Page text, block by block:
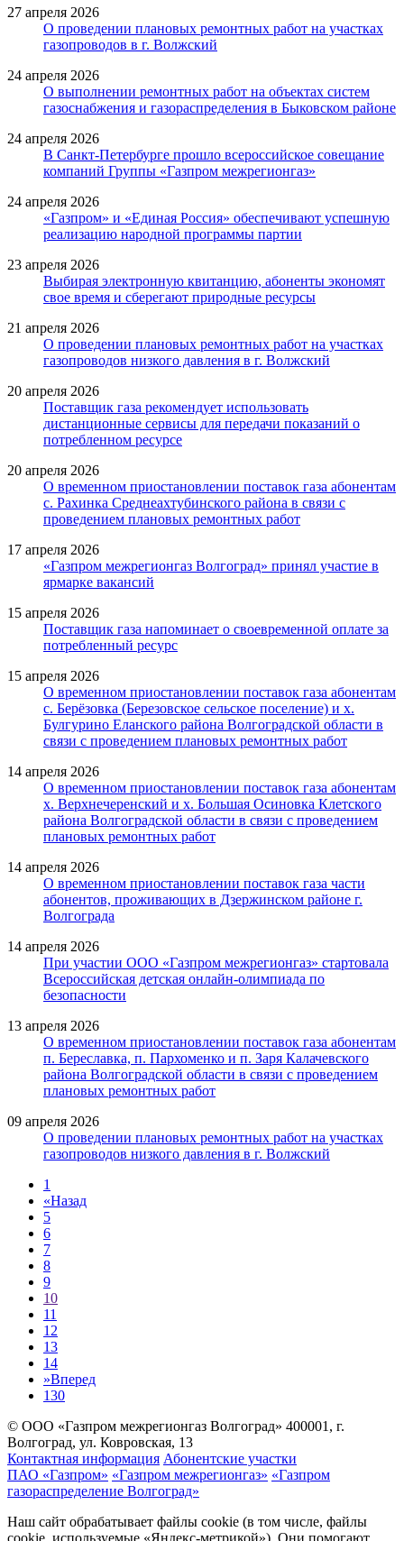
27 апреля 2026
О проведении плановых ремонтных работ на участках
газопроводов в г. Волжский
24 апреля 2026
О выполнении ремонтных работ на объектах систем
газоснабжения и газораспределения в Быковском районе
24 апреля 2026
В Санкт-Петербурге прошло всероссийское совещание
компаний Группы «Газпром межрегионгаз»
24 апреля 2026
«Газпром» и «Единая Россия» обеспечивают успешную
реализацию народной программы партии
23 апреля 2026
Выбирая электронную квитанцию, абоненты экономят
свое время и сберегают природные ресурсы
21 апреля 2026
О проведении плановых ремонтных работ на участках
газопроводов низкого давления в г. Волжский
20 апреля 2026
Поставщик газа рекомендует использовать
дистанционные сервисы для передачи показаний о
потребленном ресурсе
20 апреля 2026
О временном приостановлении поставок газа абонентам
с. Рахинка Среднеахтубинского района в связи с
проведением плановых ремонтных работ
17 апреля 2026
«Газпром межрегионгаз Волгоград» принял участие в
ярмарке вакансий
15 апреля 2026
Поставщик газа напоминает о своевременной оплате за
потребленный ресурс
15 апреля 2026
О временном приостановлении поставок газа абонентам
с. Берёзовка (Березовское сельское поселение) и х.
Булгурино Еланского района Волгоградской области в
связи с проведением плановых ремонтных работ
14 апреля 2026
О временном приостановлении поставок газа абонентам
х. Верхнечеренский и х. Большая Осиновка Клетского
района Волгоградской области в связи с проведением
плановых ремонтных работ
14 апреля 2026
О временном приостановлении поставок газа части
абонентов, проживающих в Дзержинском районе г.
Волгограда
14 апреля 2026
При участии ООО «Газпром межрегионгаз» стартовала
Всероссийская детская онлайн-олимпиада по
безопасности
13 апреля 2026
О временном приостановлении поставок газа абонентам
п. Береславка, п. Пархоменко и п. Заря Калачевского
района Волгоградской области в связи с проведением
плановых ремонтных работ
09 апреля 2026
О проведении плановых ремонтных работ на участках
газопроводов низкого давления в г. Волжский
1
«Назад
5
6
7
8
9
10
11
12
13
14
»Вперед
130
© ООО «Газпром межрегионгаз Волгоград» 400001, г.
Волгоград, ул. Ковровская, 13
Контактная информация Абонентские участки
ПАО «Газпром» «Газпром межрегионгаз» «Газпром
газораспределение Волгоград»
Наш сайт обрабатывает файлы cookie (в том числе, файлы
cookie, используемые «Яндекс-метрикой»). Они помогают